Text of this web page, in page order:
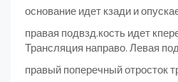
основание идет кзади и
правая подвзд.кость идет
Трансляция направо. Левая
правый поперечный отросток